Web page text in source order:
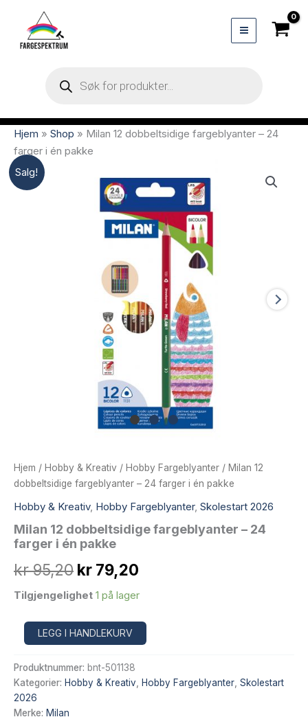
search
Hjem » Shop » Milan 12 dobbeltsidige fargeblyanter – 24
farger i én pakke
Salg!
Hjem / Hobby & Kreativ / Hobby Fargeblyanter / Milan 12
dobbeltsidige fargeblyanter – 24 farger i én pakke
Hobby & Kreativ, Hobby Fargeblyanter, Skolestart 2026
Milan 12 dobbeltsidige fargeblyanter – 24
farger i én pakke
kr95,20 Opprinnelig
pris
var:
kr 95,20.
kr 79,20
pris
er:
kr 79,20.
Tilgjengelighet 1 på lager
Milan
fargeblyanter
–
24
farger
LEGG I HANDLEKURV
Produktnummer: bnt-501138
Kategorier: Hobby & Kreativ Hobby Fargeblyanter Skolestart
2026
Merke: Milan